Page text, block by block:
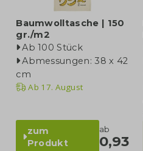
Baumwolltasche | 150
gr./m2
Ab 100 Stück
Abmessungen: 38 x 42
cm
Ab 17. August
zum
Produkt
ab
0,93